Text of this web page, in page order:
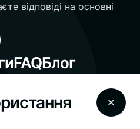
відповіді на основні
FAQБлог